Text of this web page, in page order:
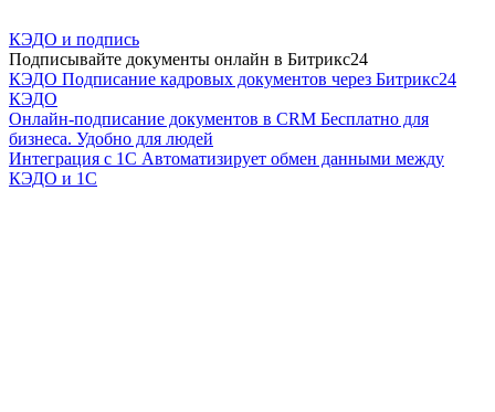
КЭДО и подпись
Подписывайте документы онлайн в Битрикс24
КЭДО Подписание кадровых документов через Битрикс24
КЭДО
Онлайн-подписание документов в CRM Бесплатно для
бизнеса. Удобно для людей
Интеграция с 1С Автоматизирует обмен данными между
КЭДО и 1С